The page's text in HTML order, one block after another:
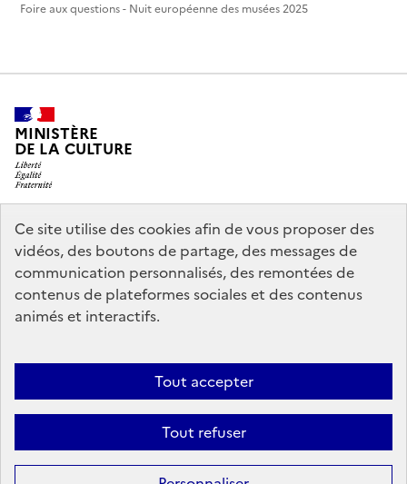
Ce site utilise des cookies afin de vous proposer des
vidéos, des boutons de partage, des messages de
communication personnalisés, des remontées de
contenus de plateformes sociales et des contenus
animés et interactifs.
Tout accepter
Tout refuser
Foire aux questions - Nuit européenne des musées 2025
MINISTÈRE
DE LA CULTURE
legifrance.gouv.fr
info.gouv.fr
service-public.gouv.fr
data.gouv.fr
Crédits Accessibilité : partiellement conforme
Mentions légales
Politique d’utilisation des témoins de connexion (cookies)
générale de protection des données
Nous contacter
Sauf mention contraire, tous les contenus de ce site sont sous